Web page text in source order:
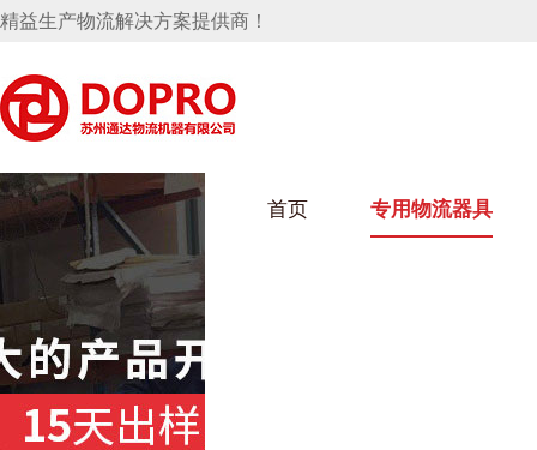
精益生产物流解决方案提供商！
首页 专用物流器具
麻豆天美在线观看架
速箱托盘 保险杠料架
压件料架
仪表盘料架
轮胎架
藏式马桶水箱支架
汽车行业